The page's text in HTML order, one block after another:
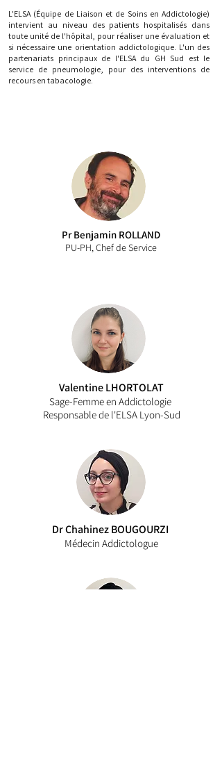
L'ELSA (Équipe de Liaison et de Soins en Addictologie)
intervient au niveau des patients hospitalisés dans
toute unité de l'hôpital, pour réaliser une évaluation et
si nécessaire une orientation addictologique. L'un des
partenariats principaux de l'ELSA du GH Sud est le
service de pneumologie, pour des interventions de
recours en tabacologie.
Pr Benjamin ROLLAND
PU-PH, Chef de Service
Valentine LHORTOLAT
Sage-Femme en Addictologie
Responsable de l'ELSA Lyon-Sud
Dr Chahinez BOUGOURZI
Médecin Addictologue